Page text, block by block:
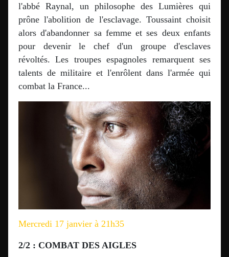
l'abbé Raynal, un philosophe des Lumières qui
prône l'abolition de l'esclavage. Toussaint choisit
alors d'abandonner sa femme et ses deux enfants
pour devenir le chef d'un groupe d'esclaves
révoltés. Les troupes espagnoles remarquent ses
talents de militaire et l'enrôlent dans l'armée qui
combat la France...
Mercredi 17 janvier à 21h35
2/2 : COMBAT DES AIGLES